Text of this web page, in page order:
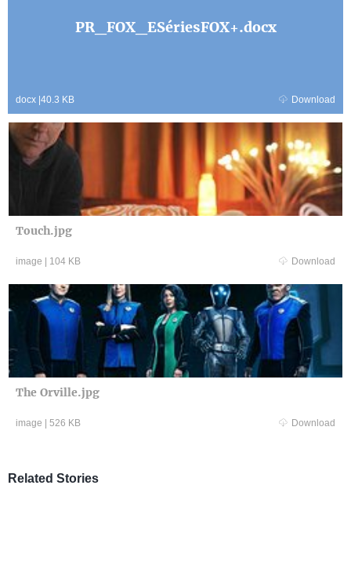
PR_FOX_ESériesFOX+.docx
docx 40.3 KB Download
Touch.jpg
image 104 KB Download
The Orville.jpg
image 526 KB Download
Related Stories